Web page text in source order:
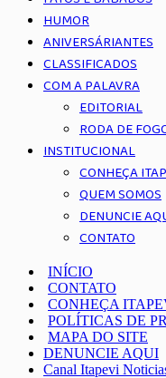
HUMOR
ANIVERSÁRIANTES
CLASSIFICADOS
COM A PALAVRA
EDITORIAL
RODA DE
INSTITUCIONAL
CONHEÇA
QUEM SOMOS
DENUNCIE
CONTATO
INÍCIO
CONTATO
CONHEÇA
POLÍTICAS DE
MAPA DO SITE
DENUNCIE AQUI
Canal Itapevi